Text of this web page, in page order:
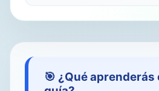
🎯 ¿Qué aprenderás